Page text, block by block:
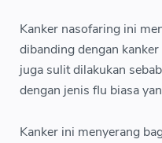
Kanker nasofaring ini
dibanding dengan
juga sulit dilakukan
dengan jenis flu biasa
Kanker ini menyerang